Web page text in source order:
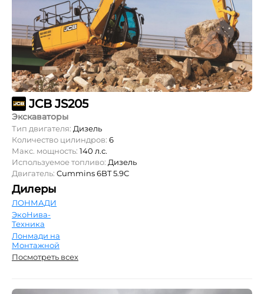
JCB JS205
Экскаваторы
Тип двигателя: Дизель
Количество цилиндров: 6
Макс. мощность: 140 л.с.
Используемое топливо: Дизель
Двигатель: Cummins 6BT 5.9С
Дилеры
ЛОНМАДИ
ЭкоНива-
Техника
Лонмади на
Монтажной
Посмотреть всех